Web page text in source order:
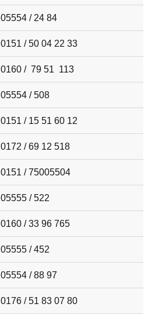
05554 / 24 84
0151 / 50 04 22 33
0160 / 79 51 113
05554 / 508
0151 / 15 51 60 12
0172 / 69 12 518
0151 / 75005504
05555 / 522
0160 / 33 96 765
05555 / 452
05554 / 88 97
0176 / 51 83 07 80